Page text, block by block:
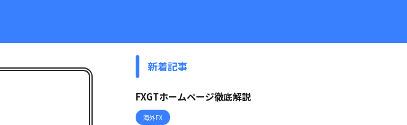
新着記事
FXGTホームページ徹底解説
海外FX